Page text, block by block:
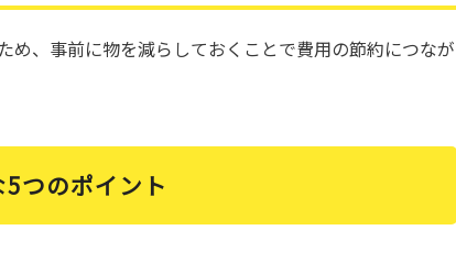
め、事前に物を減らしておくことで費用の節約につなが
つのポイント